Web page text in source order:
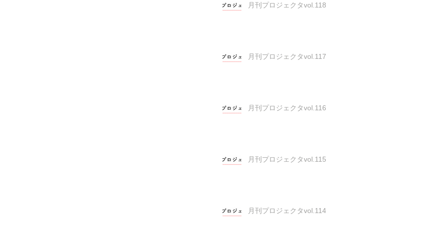
月刊プロジェクタvol.118
月刊プロジェクタvol.117
月刊プロジェクタvol.116
月刊プロジェクタvol.115
月刊プロジェクタvol.114